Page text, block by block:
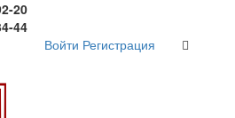
20
44
Войти Регистрация